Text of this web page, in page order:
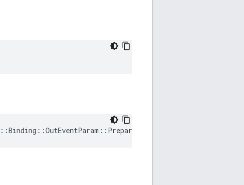
::Binding ::OutEventParam :: PrepareRequested